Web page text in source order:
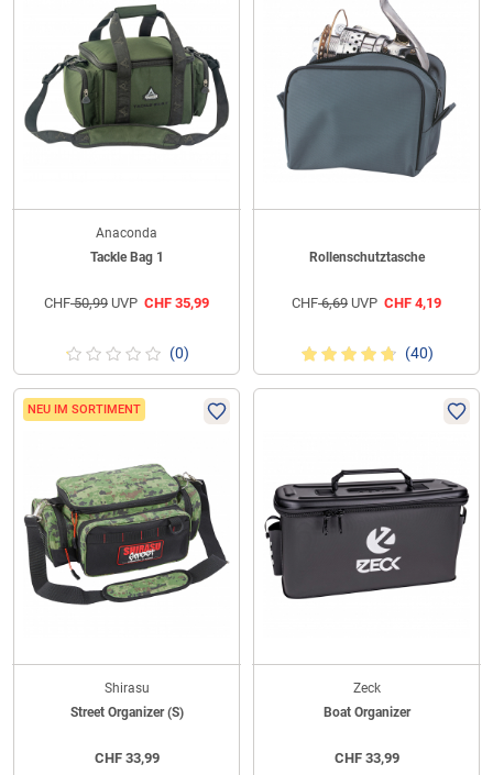
Anaconda
Tackle Bag 1
CHF50,99 UVP CHF 35,99
(0)
Rollenschutztasche
CHF6,69 UVP CHF 4,19
(40)
NEU IM SORTIMENT
Shirasu
Street Organizer (S)
CHF33,99
Zeck
Boat Organizer
CHF33,99